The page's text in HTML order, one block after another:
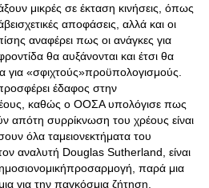
μικρές σε έκταση κινήσεις, όπως
αποφάσεις, αλλά και οι
αναφέρει πως οι ανάγκες για
θα αυξάνονται και έτσι θα
για «σφιχτούς»προϋπολογισμούς.
έδαφος στην
καθώς ο ΟΟΣΑ υπολόγισε πως
απότη συρρίκνωση του χρέους είναι
όλα ταμειονεκτήματα του
αναλυτή Douglas Sutherland, είναι
παρά μια
για την παγκόσμια ζήτηση.